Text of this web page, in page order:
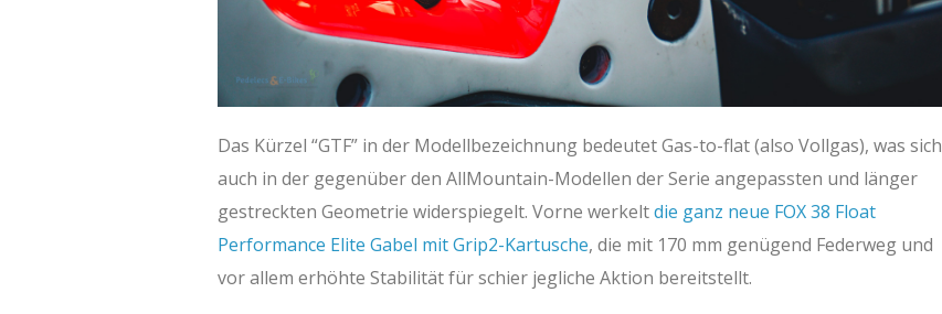
Das Kürzel “GTF” in der Modellbezeichnung bedeutet Gas-to-flat (also Vollgas), was sich
auch in der gegenüber den AllMountain-Modellen der Serie angepassten und länger
gestreckten Geometrie widerspiegelt. Vorne werkeltdie ganz neue FOX 38 Float
Performance Elite Gabel mit Grip2-Kartusche, die mit 170 mm genügend Federweg und
vor allem erhöhte Stabilität für schier jegliche Aktion bereitstellt.